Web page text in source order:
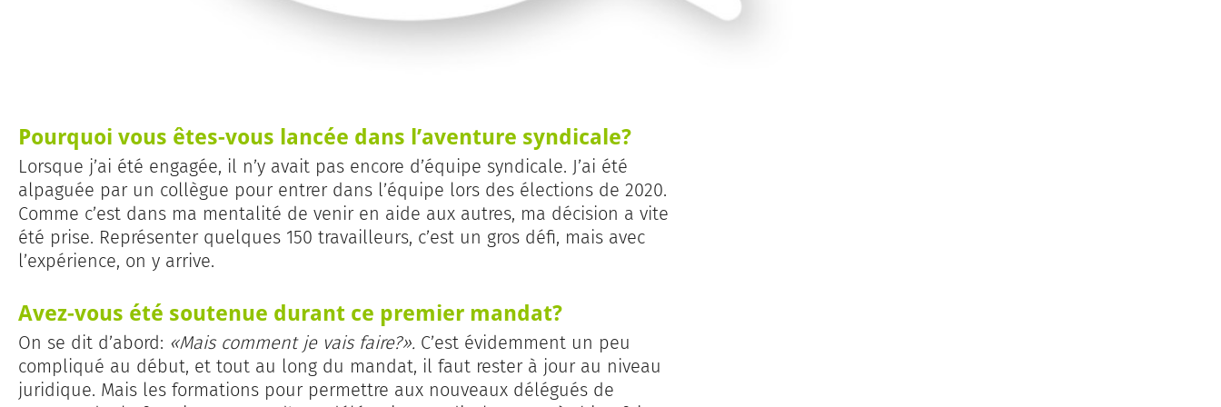
Pourquoi vous êtes-vous lancée dans l’aventure syndicale?
Lorsque j’ai été engagée, il n’y avait pas encore d’équipe syndicale. J’ai été
alpaguée par un collègue pour entrer dans l’équipe lors des élections de 2020.
Comme c’est dans ma mentalité de venir en aide aux autres, ma décision a vite
été prise. Représenter quelques 150 travailleurs, c’est un gros défi, mais avec
l’expérience, on y arrive.
Avez-vous été soutenue durant ce premier mandat?
On se dit d’abord: «Mais comment je vais faire?». C’est évidemment un peu
compliqué au début, et tout au long du mandat, il faut rester à jour au niveau
juridique. Mais les formations pour permettre aux nouveaux délégués de